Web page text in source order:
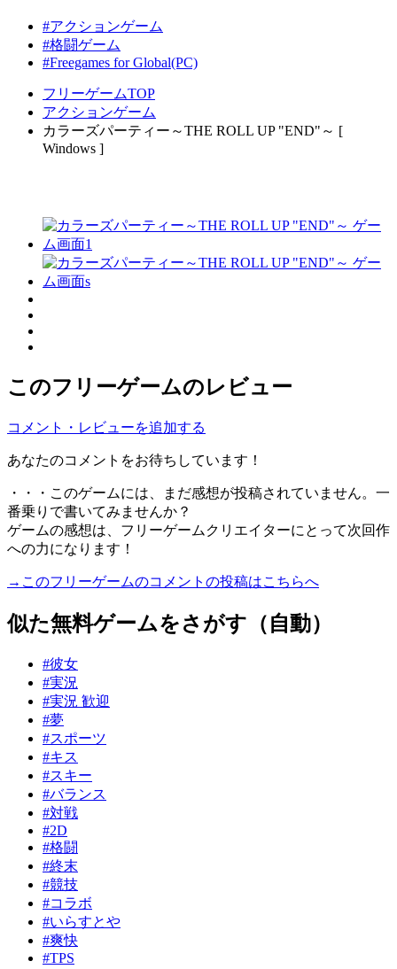
#アクションゲーム
#格闘ゲーム
#Freegames for Global(PC)
フリーゲームTOP
アクションゲーム
カラーズパーティー～THE ROLL UP "END"～ [
Windows ]
このフリーゲームのレビュー
コメント・レビューを追加する
あなたのコメントをお待ちしています！
・・・このゲームには、まだ感想が投稿されていません。一
番乗りで書いてみませんか？
ゲームの感想は、フリーゲームクリエイターにとって次回作
への力になります！
→このフリーゲームのコメントの投稿はこちらへ
似た無料ゲームをさがす（自動）
#彼女
#実況
#実況 歓迎
#夢
#スポーツ
#キス
#スキー
#バランス
#対戦
#2D
#格闘
#終末
#競技
#コラボ
#いらすとや
#爽快
#TPS